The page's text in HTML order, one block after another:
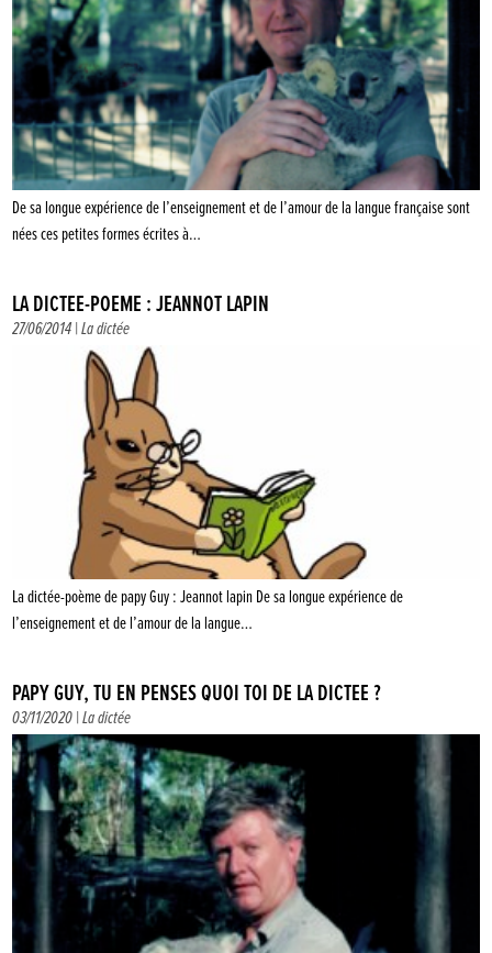
De sa longue expérience de l’enseignement et de l’amour de la langue française sont
nées ces petites formes écrites à…
LA DICTÉE-POÈME : JEANNOT LAPIN
27/06/2014 |La dictée
La dictée-poème de papy Guy : Jeannot lapin De sa longue expérience de
l’enseignement et de l’amour de la langue…
PAPY GUY, TU EN PENSES QUOI TOI DE LA DICTÉE ?
03/11/2020 |La dictée